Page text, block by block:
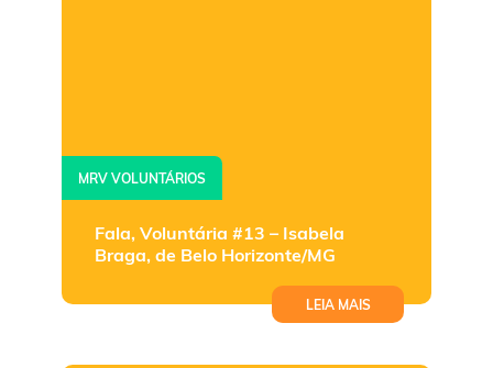
MRV VOLUNTÁRIOS
Fala, Voluntária #13 – Isabela
Braga, de Belo Horizonte/MG
LEIA MAIS